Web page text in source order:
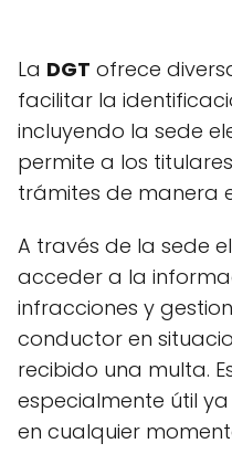
La DGT ofrece
facilitar la
incluyendo la sede
permite a los
trámites de manera
A través de la sede
acceder a la
infracciones y
conductor en
recibido una multa.
especialmente útil
en cualquier